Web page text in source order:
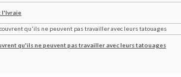
l'Ivraie
qu'ils ne peuvent pas travailler avec leurs tatouages